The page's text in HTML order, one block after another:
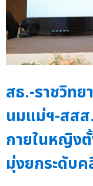
สธ.-ราชวิท
นมแม่ฯ-สสส
กายในหญิง
มุ่งยกระดับค